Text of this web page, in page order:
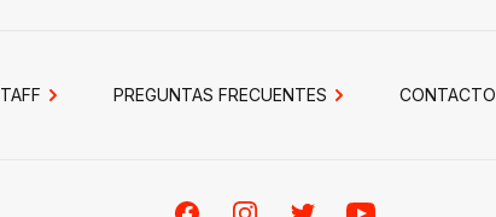
PREGUNTAS FRECUENTES CONTACTO